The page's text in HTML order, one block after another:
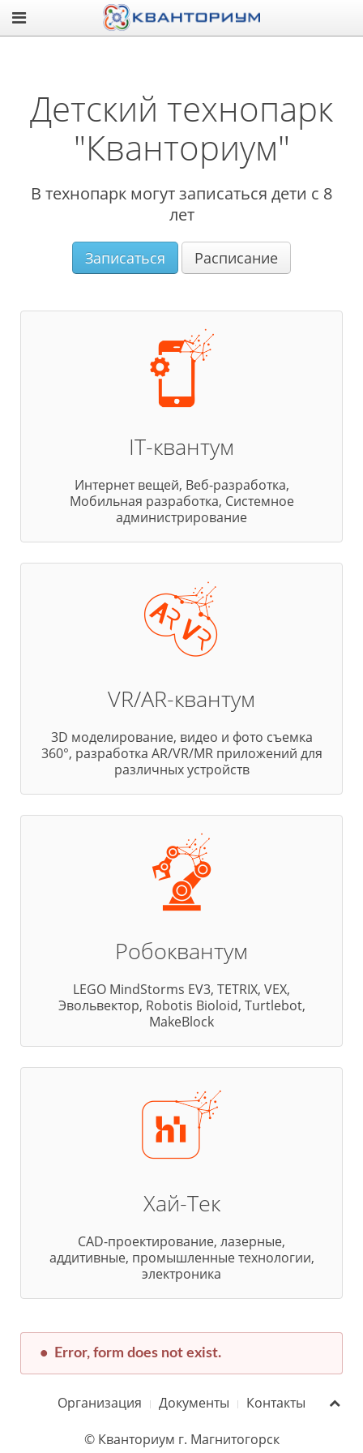
Детский технопарк
"Кванториум"
В технопарк могут записаться дети с 8
лет
Записаться Расписание
IT-квантум
Интернет вещей, Веб-разработка,
Мобильная разработка, Системное
администрирование
VR/AR-квантум
3D моделирование, видео и фото съемка
360°, разработка AR/VR/MR приложений для
различных устройств
Робоквантум
LEGO MindStorms EV3, TETRIX, VEX,
Эвольвектор, Robotis Bioloid, Turtlebot,
MakeBlock
Хай-Тек
CAD-проектирование, лазерные,
аддитивные, промышленные технологии,
электроника
Error, form does not exist.
Организация Документы Контакты
© Кванториум г. Магнитогорск